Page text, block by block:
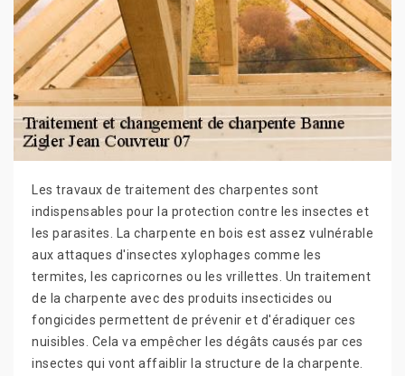
Les travaux de traitement des charpentes sont
indispensables pour la protection contre les insectes et
les parasites. La charpente en bois est assez vulnérable
aux attaques d'insectes xylophages comme les
termites, les capricornes ou les vrillettes. Un traitement
de la charpente avec des produits insecticides ou
fongicides permettent de prévenir et d'éradiquer ces
nuisibles. Cela va empêcher les dégâts causés par ces
insectes qui vont affaiblir la structure de la charpente.